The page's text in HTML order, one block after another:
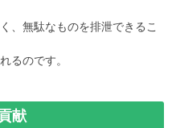
、無駄なものを排泄できるこ
るのです。
献